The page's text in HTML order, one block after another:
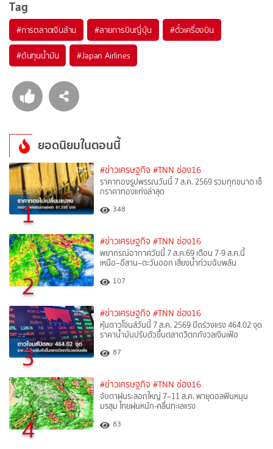
Tag
#การตลาดเงินล้าน #สายการบินญี่ปุ่น #ตั๋วเครื่องบิน
#ต้นทุนน้ำมัน #Japan Airlines
ยอดนิยมในตอนนี้
1
#ข่าวเศรษฐกิจ #TNN ช่อง16
ราคาทองรูปพรรณวันนี้ 7 ส.ค. 2569 รวมทุกขนาด เช็
กราคาทองแท่งล่าสุด
348
2
#ข่าวเศรษฐกิจ #TNN ช่อง16
พยากรณ์อากาศวันนี้ 7 ส.ค.69 เตือน 7-9 ส.ค.นี้
เหนือ–อีสาน–ตะวันออก เสี่ยงน้ำท่วมฉับพลัน
107
3
#ข่าวเศรษฐกิจ #TNN ช่อง16
หุ้นดาวโจนส์วันนี้ 7 ส.ค. 2569 ปิดร่วงแรง 464.02 จุด
ราคาน้ำมันปรับตัวขึ้นตลาดวิตกกังวลเงินเฟ้อ
87
4
#ข่าวเศรษฐกิจ #TNN ช่อง16
จับตาฝนระลอกใหญ่ 7–11 ส.ค. พายุดอลฟินหนุน
มรสุม ไทยฝนหนัก-คลื่นทะเลแรง
83